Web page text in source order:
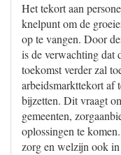
Het tekort aan
knelpunt om de
op te vangen. Door
is de verwachting dat
toekomst verder zal
arbeidsmarkttekort af
bijzetten. Dit vraagt
gemeenten,
oplossingen te
zorg en welzijn ook